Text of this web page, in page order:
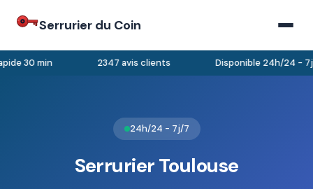
Serrurier du Coin
30 min 2347 avis clients Disponible 24h/24 - 7j/
24h/24 - 7j/7
Serrurier Toulouse